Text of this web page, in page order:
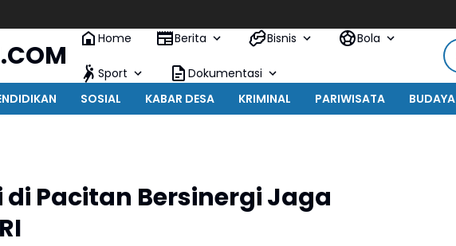
Home Berita Bisnis Bola
Sport
Dokumentasi
SOSIAL KABAR DESA KRIMINAL PARIWISATA BUDAYA
di Pacitan Bersinergi Jaga